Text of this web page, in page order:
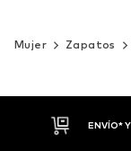
Mujer Zapatos